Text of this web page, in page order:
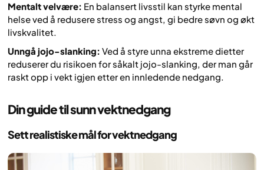
Mentalt velvære: En balansert livsstil kan styrke mental
helse ved å redusere stress og angst, gi bedre søvn og økt
livskvalitet.
Unngå jojo-slanking: Ved å styre unna ekstreme dietter
reduserer du risikoen for såkalt jojo-slanking, der man går
raskt opp i vekt igjen etter en innledende nedgang.
Din guide til sunn vektnedgang
Sett realistiske mål for vektnedgang